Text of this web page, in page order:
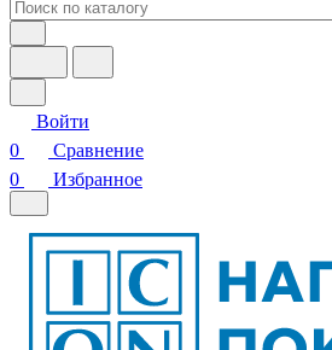
Войти
0
Сравнение
0
Избранное